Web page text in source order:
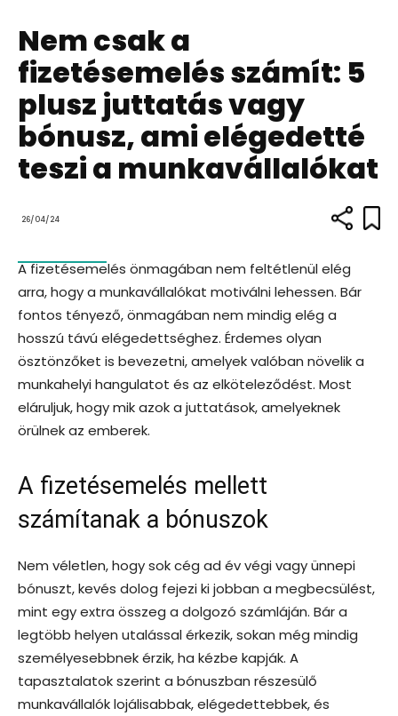
Nem csak a
fizetésemelés számít: 5
plusz juttatás vagy
bónusz, ami elégedetté
teszi a munkavállalókat
26/04/24
A fizetésemelés önmagában nem feltétlenül elég
arra, hogy a munkavállalókat motiválni lehessen. Bár
fontos tényező, önmagában nem mindig elég a
hosszú távú elégedettséghez. Érdemes olyan
ösztönzőket is bevezetni, amelyek valóban növelik a
munkahelyi hangulatot és az elköteleződést. Most
eláruljuk, hogy mik azok a juttatások, amelyeknek
örülnek az emberek.
A fizetésemelés mellett
számítanak a bónuszok
Nem véletlen, hogy sok cég ad év végi vagy ünnepi
bónuszt, kevés dolog fejezi ki jobban a megbecsülést,
mint egy extra összeg a dolgozó számláján. Bár a
legtöbb helyen utalással érkezik, sokan még mindig
személyesebbnek érzik, ha kézbe kapják. A
tapasztalatok szerint a bónuszban részesülő
munkavállalók lojálisabbak, elégedettebbek, és